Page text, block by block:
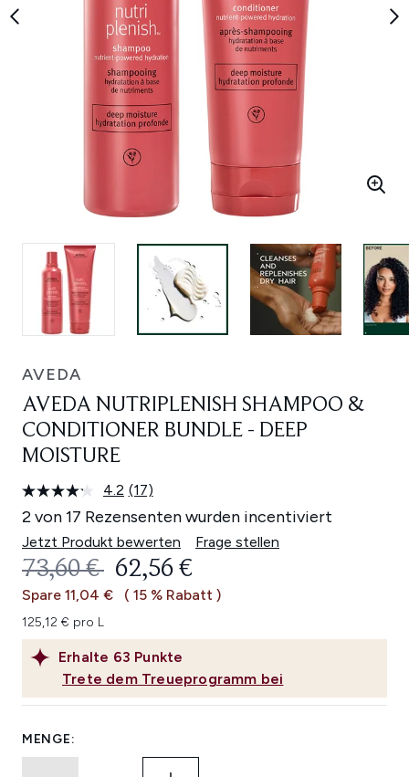
AVEDA
AVEDA NUTRIPLENISH SHAMPOO &
CONDITIONER BUNDLE - DEEP
MOISTURE
4.2 17
Bewertungen
lesen.
Link
auf
derselben
Seite.
(17)
2 von 17 Rezensenten wurden incentiviert
Jetzt Produkt bewerten Frage stellen
Erhalte 63 Punkte
Trete dem Treueprogramm bei
UNVERBINDLICHE
73,60 € AKTUELLER PREIS:
62,56 €
Spare 11,04 € ( 15 % Rabatt )
125,12 € pro L
MENGE: